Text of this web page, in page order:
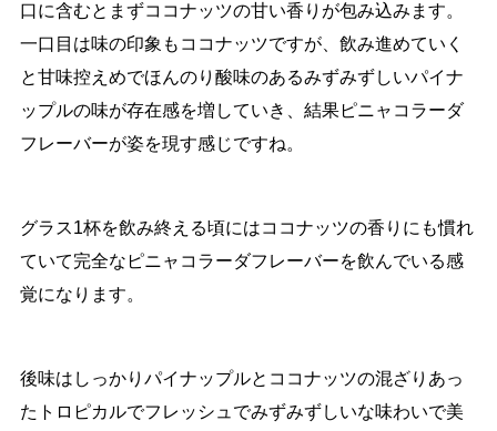
口に含むとまずココナッツの甘い香りが包み込みます。
一口目は味の印象もココナッツですが、飲み進めていく
と甘味控えめでほんのり酸味のあるみずみずしいパイナ
ップルの味が存在感を増していき、結果ピニャコラーダ
フレーバーが姿を現す感じですね。
グラス1杯を飲み終える頃にはココナッツの香りにも慣れ
ていて完全なピニャコラーダフレーバーを飲んでいる感
覚になります。
後味はしっかりパイナップルとココナッツの混ざりあっ
たトロピカルでフレッシュでみずみずしいな味わいで美